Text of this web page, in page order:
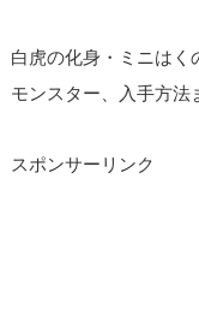
白虎の化身・ミニはく
モンスター、入手方法
スポンサーリンク